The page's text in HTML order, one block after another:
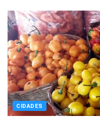
CIDADES